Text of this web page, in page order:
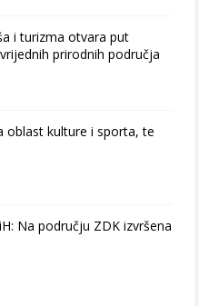
i turizma otvara put
prirodnih područja
oblast kulture i sporta, te
Na području ZDK izvršena